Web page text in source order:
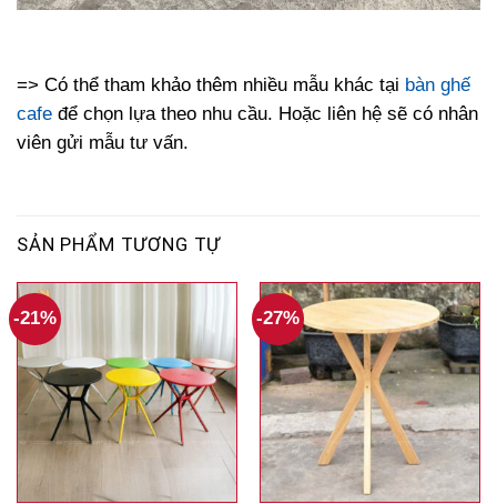
=> Có thể tham khảo thêm nhiều mẫu khác tại bàn ghế
cafe để chọn lựa theo nhu cầu. Hoặc liên hệ sẽ có nhân
viên gửi mẫu tư vấn.
SẢN PHẨM TƯƠNG TỰ
-21% -27%